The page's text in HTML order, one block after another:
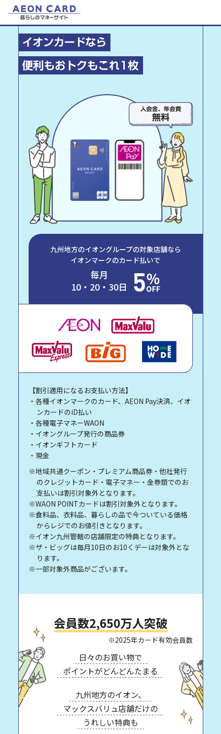
九州地方のイオングループの対象店舗なら
イオンマークのカード払いで
毎月
10・20・30日
【割引適用になるお支払い方法】
・各種イオンマークのカード、AEON Pay決済、イオ
ンカードのiD払い
・各種電子マネーWAON
・イオングループ発行の商品券
・イオンギフトカード
・現金
※地域共通クーポン・プレミアム商品券・他社発行
のクレジットカード・電子マネー・金券類でのお
支払いは割引対象外となります。
※WAON POINTカードは割引対象外となります。
※食料品、衣料品、暮らしの品で今ついている価格
からレジでのお値引きとなります。
※イオン九州管轄の店舗限定の特典となります。
※ザ・ビッグは毎月10日のお10くデーは対象外とな
ります。
※一部対象外商品がございます。
会員数2,650万人突破
※2025年カード有効会員数
日々のお買い物で
ポイントがどんどんたまる
九州地方のイオン、
マックスバリュ店舗だけの
うれしい特典も